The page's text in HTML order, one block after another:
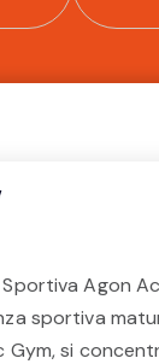
Agon
sportiva
Gym, si